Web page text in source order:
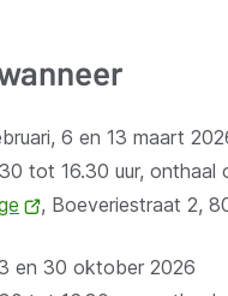
6 en 13 maart
tot 16.30 uur, onthaal
(opent
venster)
, Boeveriestraat 2,
en 30 oktober 2026